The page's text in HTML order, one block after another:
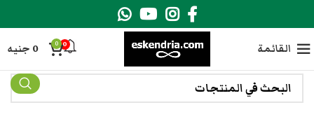
القائمة 0
0
0 جنيه